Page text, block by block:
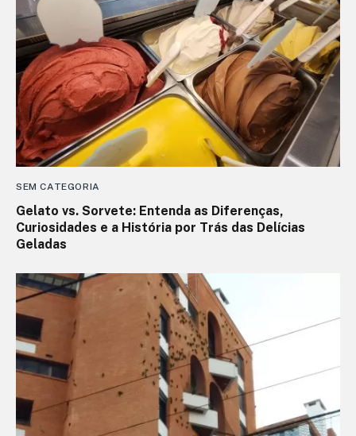
SEM CATEGORIA
Gelato vs. Sorvete: Entenda as Diferenças,
Curiosidades e a História por Trás das Delícias
Geladas